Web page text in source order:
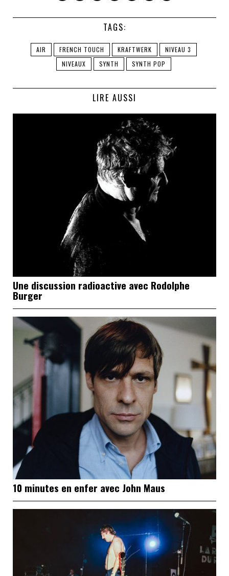
TAGS:
AIR FRENCH TOUCH KRAFTWERK
NIVEAU 3
NIVEAUX
SYNTH SYNTH POP
LIRE AUSSI
Une discussion radioactive avec Rodolphe
Burger
10 minutes en enfer avec John Maus